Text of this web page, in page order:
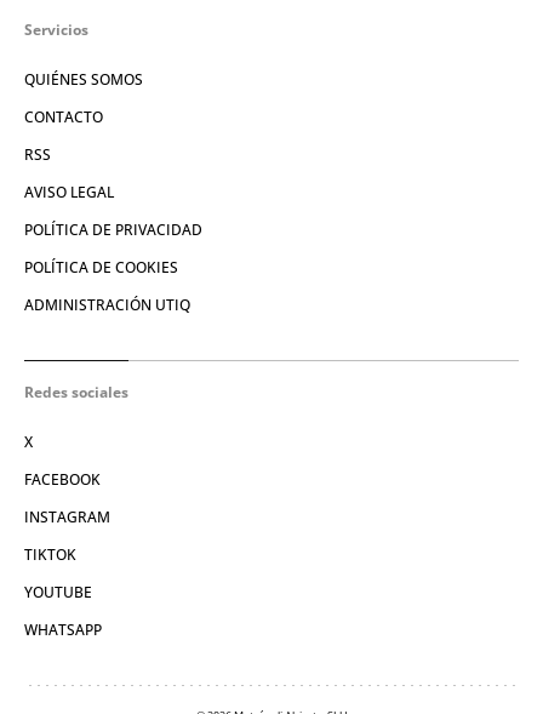
Servicios
QUIÉNES SOMOS
CONTACTO
RSS
AVISO LEGAL
POLÍTICA DE PRIVACIDAD
POLÍTICA DE COOKIES
ADMINISTRACIÓN UTIQ
Redes sociales
X
FACEBOOK
INSTAGRAM
TIKTOK
YOUTUBE
WHATSAPP